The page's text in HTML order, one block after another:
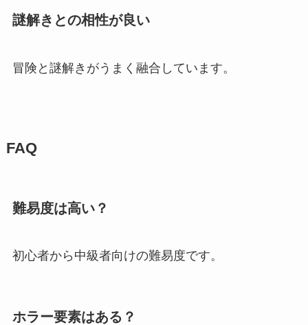
謎解きとの相性が良い
冒険と謎解きがうまく融合しています。
FAQ
難易度は高い？
初心者から中級者向けの難易度です。
ホラー要素はある？